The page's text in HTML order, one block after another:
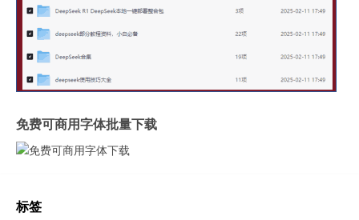
免费可商用字体批量下载
标签